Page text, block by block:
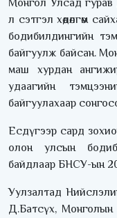
Монгол Улсад гурав
л сэтгэл хөдөлгөм
бодибилдингийн
байгуулж байсан.
маш хурдан
удаагийн
байгуулахаар
Есдүгээр сард
олон улсын
байдлаар БНСУ-ын
Уулзалтад
Д.Батсүх,